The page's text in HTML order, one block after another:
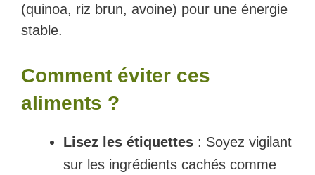
(quinoa, riz brun, avoine) pour une énergie
stable.
Comment éviter ces
aliments ?
Lisez les étiquettes : Soyez vigilant
sur les ingrédients cachés comme